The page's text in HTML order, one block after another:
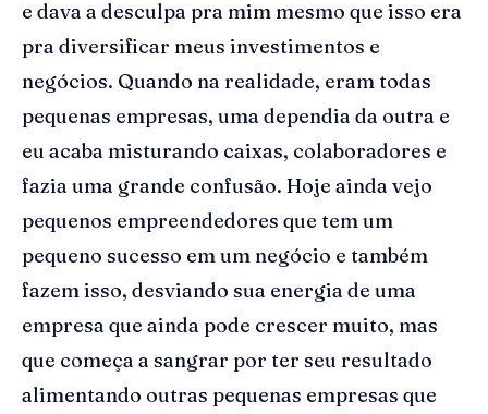
e dava a desculpa pra mim mesmo que isso era
pra diversificar meus investimentos e
negócios. Quando na realidade, eram todas
pequenas empresas, uma dependia da outra e
eu acaba misturando caixas, colaboradores e
fazia uma grande confusão. Hoje ainda vejo
pequenos empreendedores que tem um
pequeno sucesso em um negócio e também
fazem isso, desviando sua energia de uma
empresa que ainda pode crescer muito, mas
que começa a sangrar por ter seu resultado
alimentando outras pequenas empresas que